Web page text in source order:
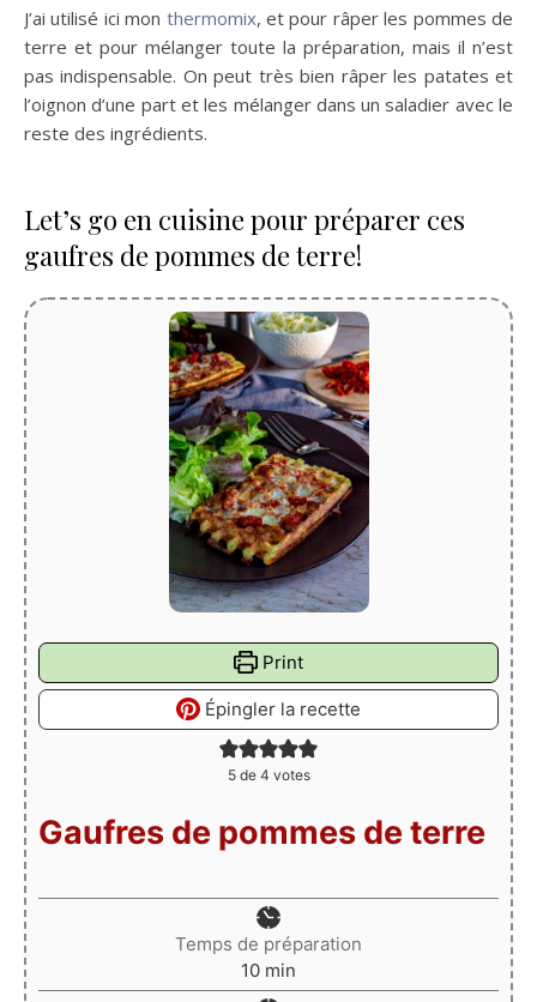
J’ai utilisé ici mon thermomix, et pour râper les pommes de
terre et pour mélanger toute la préparation, mais il n’est
pas indispensable. On peut très bien râper les patates et
l’oignon d’une part et les mélanger dans un saladier avec le
reste des ingrédients.
Let’s go en cuisine pour préparer ces
gaufres de pommes de terre!
Print
Épingler la recette
5de 4 votes
Gaufres de pommes de terre
Temps de préparation
10minutes
min